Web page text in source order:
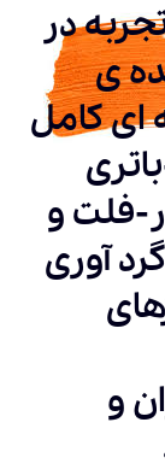
در
ی
کامل
فلت و
آوری
و